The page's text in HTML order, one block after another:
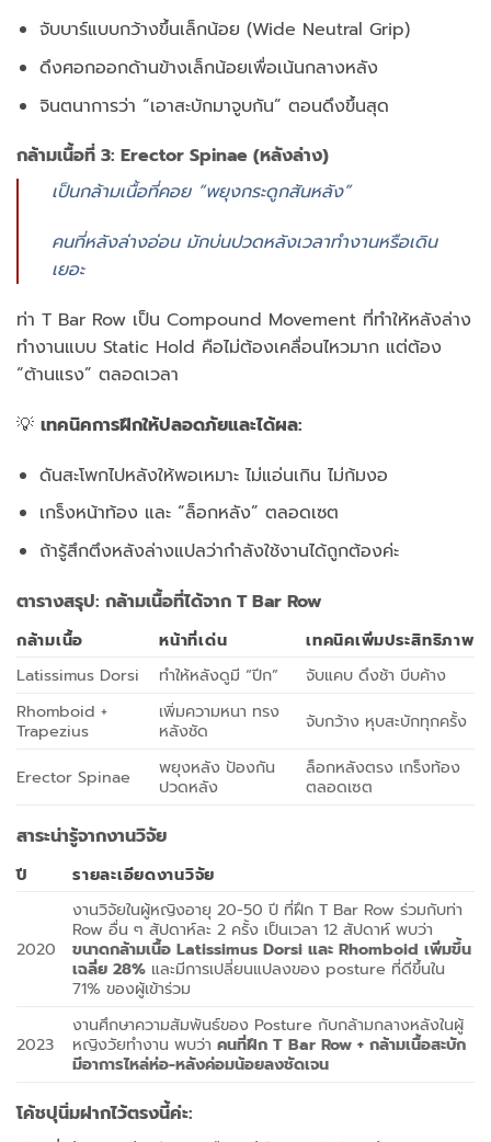
จับบาร์แบบกว้างขึ้นเล็กน้อย (Wide Neutral Grip)
ดึงศอกออกด้านข้างเล็กน้อยเพื่อเน้นกลางหลัง
จินตนาการว่า “เอาสะบักมาจูบกัน” ตอนดึงขึ้นสุด
กล้ามเนื้อที่ 3: Erector Spinae (หลังล่าง)
เป็นกล้ามเนื้อที่คอย “พยุงกระดูกสันหลัง”
คนที่หลังล่างอ่อน มักบ่นปวดหลังเวลาทำงานหรือเดิน
เยอะ
ท่า T Bar Row เป็น Compound Movement ที่ทำให้หลังล่าง
ทำงานแบบ Static Hold คือไม่ต้องเคลื่อนไหวมาก แต่ต้อง
“ต้านแรง” ตลอดเวลา
💡 เทคนิคการฝึกให้ปลอดภัยและได้ผล:
ดันสะโพกไปหลังให้พอเหมาะ ไม่แอ่นเกิน ไม่ก้มงอ
เกร็งหน้าท้อง และ “ล็อกหลัง” ตลอดเซต
ถ้ารู้สึกตึงหลังล่างแปลว่ากำลังใช้งานได้ถูกต้องค่ะ
ตารางสรุป: กล้ามเนื้อที่ได้จาก T Bar Row
กล้ามเนื้อ หน้าที่เด่น
เทคนิคเพิ่มประสิทธิภาพ
Latissimus Dorsi
ทำให้หลังดูมี “ปีก”
จับแคบ ดึงช้า บีบค้าง
Rhomboid +
Trapezius
เพิ่มความหนา ทรง
หลังชัด
จับกว้าง หุบสะบักทุกครั้ง
Erector Spinae
พยุงหลัง ป้องกัน
ปวดหลัง
ล็อกหลังตรง เกร็งท้อง
ตลอดเซต
สาระน่ารู้จากงานวิจัย
ปี รายละเอียดงานวิจัย
2020
งานวิจัยในผู้หญิงอายุ 20-50 ปี ที่ฝึก T Bar Row ร่วมกับท่า
Row อื่น ๆ สัปดาห์ละ 2 ครั้ง เป็นเวลา 12 สัปดาห์ พบว่า
ขนาดกล้ามเนื้อ Latissimus Dorsi และ Rhomboid เพิ่มขึ้น
เฉลี่ย 28% และมีการเปลี่ยนแปลงของ posture ที่ดีขึ้นใน
71% ของผู้เข้าร่วม
2023
งานศึกษาความสัมพันธ์ของ Posture กับกล้ามกลางหลังในผู้
หญิงวัยทำงาน พบว่าคนที่ฝึก T Bar Row + กล้ามเนื้อสะบัก
มีอาการไหล่ห่อ-หลังค่อมน้อยลงชัดเจน
โค้ชปุนิ่มฝากไว้ตรงนี้ค่ะ: